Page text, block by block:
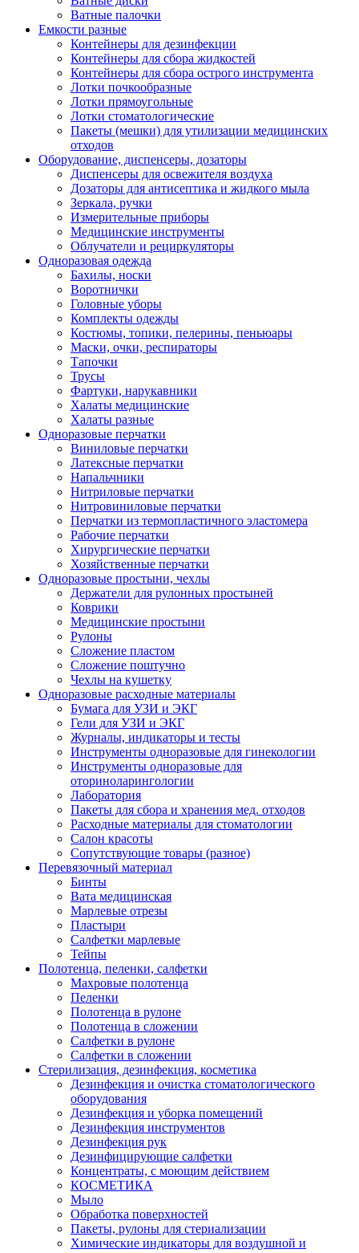
Ватные палочки
Емкости разные
Контейнеры для дезинфекции
Контейнеры для сбора жидкостей
Контейнеры для сбора острого инструмента
Лотки почкообразные
Лотки прямоугольные
Лотки стоматологические
Пакеты (мешки) для утилизации медицинских
отходов
Оборудование, диспенсеры, дозаторы
Диспенсеры для освежителя воздуха
Дозаторы для антисептика и жидкого мыла
Зеркала, ручки
Измерительные приборы
Медицинские инструменты
Облучатели и рециркуляторы
Одноразовая одежда
Бахилы, носки
Воротнички
Головные уборы
Комплекты одежды
Костюмы, топики, пелерины, пеньюары
Маски, очки, респираторы
Тапочки
Трусы
Фартуки, нарукавники
Халаты медицинские
Халаты разные
Одноразовые перчатки
Виниловые перчатки
Латексные перчатки
Напальчники
Нитриловые перчатки
Нитровиниловые перчатки
Перчатки из термопластичного эластомера
Рабочие перчатки
Хирургические перчатки
Хозяйственные перчатки
Одноразовые простыни, чехлы
Держатели для рулонных простыней
Коврики
Медицинские простыни
Рулоны
Сложение пластом
Сложение поштучно
Чехлы на кушетку
Одноразовые расходные материалы
Бумага для УЗИ и ЭКГ
Гели для УЗИ и ЭКГ
Журналы, индикаторы и тесты
Инструменты одноразовые для гинекологии
Инструменты одноразовые для
оториноларингологии
Лаборатория
Пакеты для сбора и хранения мед. отходов
Расходные материалы для стоматологии
Салон красоты
Сопутствующие товары (разное)
Перевязочный материал
Бинты
Вата медицинская
Марлевые отрезы
Пластыри
Салфетки марлевые
Тейпы
Полотенца, пеленки, салфетки
Махровые полотенца
Пеленки
Полотенца в рулоне
Полотенца в сложении
Салфетки в рулоне
Салфетки в сложении
Стерилизация, дезинфекция, косметика
Дезинфекция и очистка стоматологического
оборудования
Дезинфекция и уборка помещений
Дезинфекция инструментов
Дезинфекция рук
Дезинфицирующие салфетки
Концентраты, с моющим действием
КОСМЕТИКА
Мыло
Обработка поверхностей
Пакеты, рулоны для стериализации
Химические индикаторы для воздушной и